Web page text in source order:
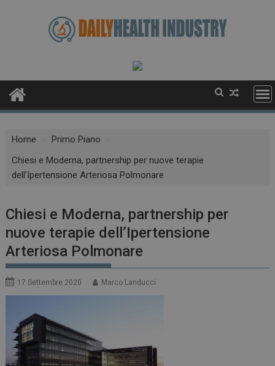
Home
Primo Piano
Chiesi e Moderna, partnership per nuove terapie
dell’Ipertensione Arteriosa Polmonare
Chiesi e Moderna, partnership per
nuove terapie dell’Ipertensione
Arteriosa Polmonare
17 Settembre 2020 Marco Landucci